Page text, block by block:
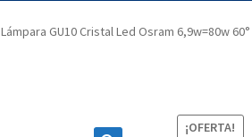
Lámpara GU10 Cristal Led Osram 6,9w=80w
¡OFERTA!